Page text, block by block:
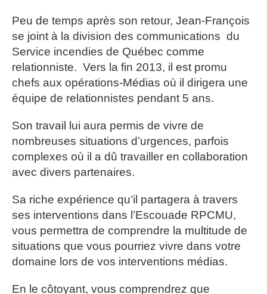
Peu de temps après son retour, Jean-François
se joint à la division des communications du
Service incendies de Québec comme
relationniste. Vers la fin 2013, il est promu
chefs aux opérations-Médias où il dirigera une
équipe de relationnistes pendant 5 ans.
Son travail lui aura permis de vivre de
nombreuses situations d’urgences, parfois
complexes où il a dû travailler en collaboration
avec divers partenaires.
Sa riche expérience qu’il partagera à travers
ses interventions dans l’Escouade RPCMU,
vous permettra de comprendre la multitude de
situations que vous pourriez vivre dans votre
domaine lors de vos interventions médias.
En le côtoyant, vous comprendrez que